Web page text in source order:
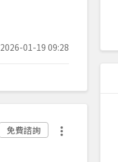
2026-01-19 09:28
免費諮詢